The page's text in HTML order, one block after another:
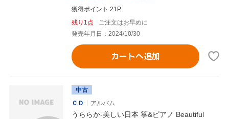
獲得ポイント 21P
残り1点
ご注文はお早めに
発売年月日：2024/10/30
カートへ追加
中古
ＣＤ
アルバム
うららか-美しい日本 箏&ピアノ Beautiful